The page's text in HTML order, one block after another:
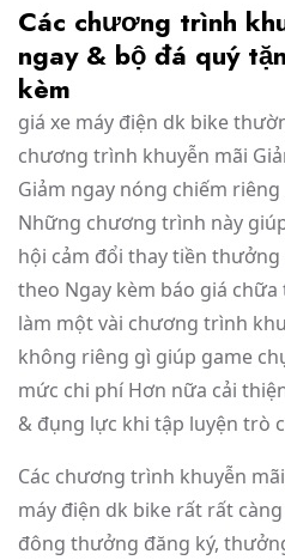
Các chương trình
ngay & bộ đá quý
kèm
giá xe máy điện dk bike
chương trình khuyễn mãi
Giảm ngay nóng chiếm
Những chương trình này
hội cảm đổi thay tiền
theo Ngay kèm báo giá
làm một vài chương trình
không riêng gì giúp game
mức chi phí Hơn nữa cải
& đụng lực khi tập luyện trò
Các chương trình khuyễn
máy điện dk bike rất rất
đông thưởng đăng ký,